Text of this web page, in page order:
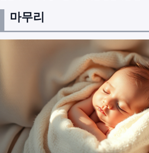
마무리